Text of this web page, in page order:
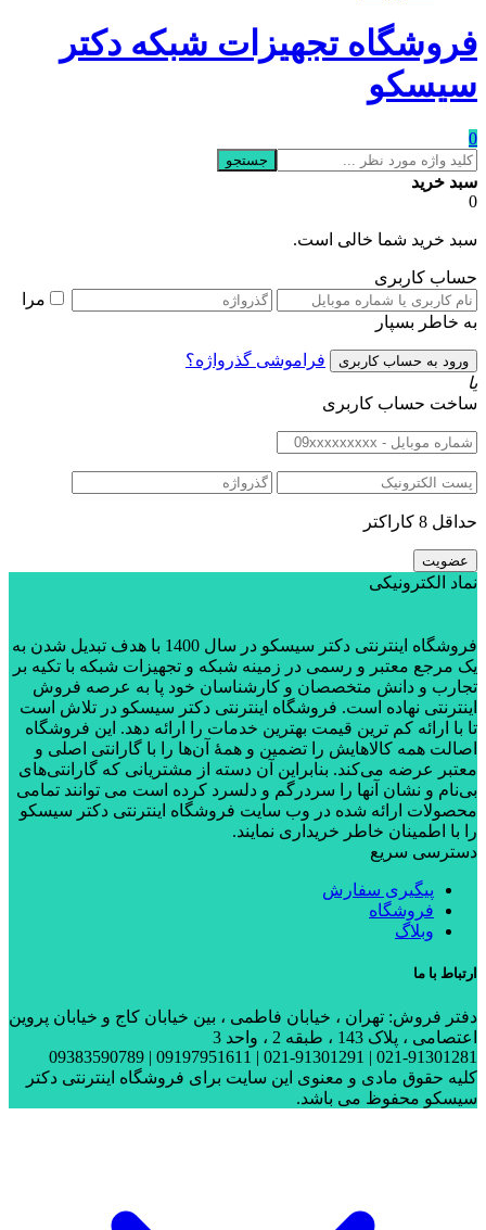
فروشگاه تجهیزات شبکه دکتر
سیسکو
0
جستجو
سبد خرید
0
سبد خرید شما خالی است.
حساب کاربری
مرا
به خاطر بسپار
فراموشی گذرواژه؟
یا
ساخت حساب کاربری
حداقل 8 کاراکتر
نماد الکترونیکی
فروشگاه اینترنتی دکتر سیسکو در سال 1400 با هدف تبدیل شدن به
یک مرجع معتبر و رسمی در زمینه شبکه و تجهیزات شبکه با تکیه بر
تجارب و دانش متخصصان و کارشناسان خود پا به عرصه فروش
اینترنتی نهاده است. فروشگاه اینترنتی دکتر سیسکو در تلاش است
تا با ارائه کم ترین قیمت بهترین خدمات را ارائه دهد. این فروشگاه
اصالت همه کالاهایش را تضمین و همۀ آن‌ها را با گارانتی اصلی و
معتبر عرضه می‌کند. بنابراین آن دسته از مشتریانی که گارانتی‌های
بی‌نام و نشان آنها را سردرگم و دلسرد کرده است می توانند تمامی
محصولات ارائه شده در وب سایت فروشگاه اینترنتی دکتر سیسکو
را با اطمینان خاطر خریداری نمایند.
دسترسی سریع
پیگیری سفارش
فروشگاه
وبلاگ
ارتباط با ما
دفتر فروش: تهران ، خیابان فاطمی ، بین خیابان کاج و خیابان پروین
اعتصامی ، پلاک 143 ، طبقه 2 ، واحد 3
021-91301281 | 021-91301291 | 09197951611 | 09383590789
کلیه حقوق مادی و معنوی این سایت برای فروشگاه اینترنتی دکتر
سیسکو محفوظ می باشد.